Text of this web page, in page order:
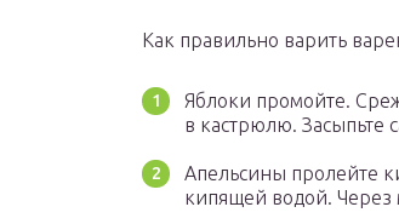
Как правильно варить
Яблоки промойте.
в кастрюлю. Засыпьте
Апельсины пролейте
кипящей водой. Через